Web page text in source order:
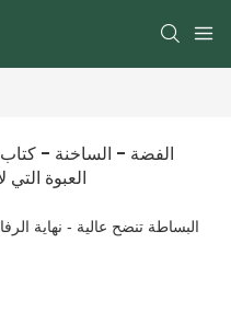
الفضة - الساخنة -
العبوة
البساطة تنضح عالية - نهاية